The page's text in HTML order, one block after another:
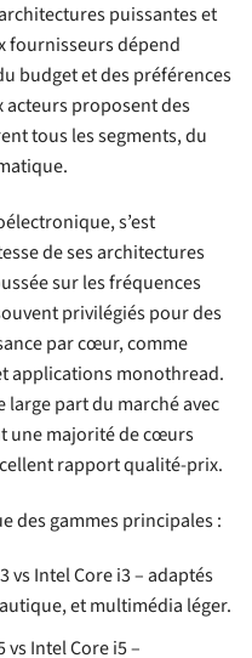
puissantes et
fournisseurs dépend
budget et des préférences
acteurs proposent des
tous les segments, du
s’est
de ses architectures
sur les fréquences
privilégiés pour des
par cœur, comme
applications monothread.
large part du marché avec
une majorité de cœurs
rapport qualité-prix.
des gammes principales :
vs Intel Core i3 – adaptés
et multimédia léger.
vs Intel Core i5 –